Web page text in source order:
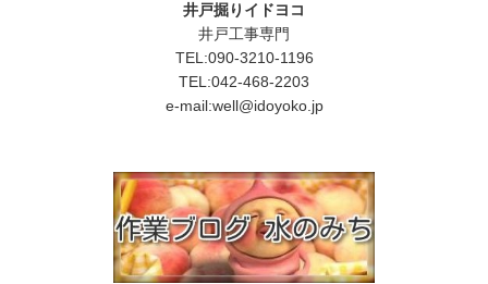
井戸掘りイドヨコ
井戸工事専門
TEL:090-3210-1196
TEL:042-468-2203
e-mail:well@idoyoko.jp